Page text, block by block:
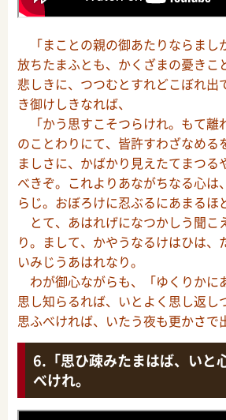
「まことの親の御あたりならまし
放ちたまふとも、かくざまの憂きこ
悲しきに、つつむとすれどこぼれ出
き御けしきなれば、
「かう思すこそつらけれ。もて離
のことわりにて、皆許すわざなめる
ましさに、かばかり見えたてまつる
べきぞ。これよりあながちなる心は
らじ。おぼろけに忍ぶるにあまるほ
とて、あはれげになつかしう聞こ
り。まして、かやうなるけはひは、
いみじうあはれなり。
わが御心ながらも、「ゆくりかに
思し知らるれば、いとよく思し返し
思ふべければ、いたう夜も更かさで
「思ひ疎みたまはば、いと
べけれ。